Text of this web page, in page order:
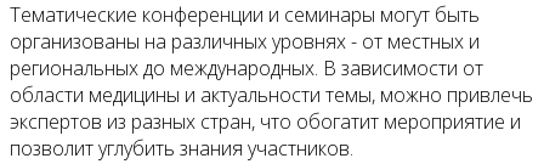
Тематические конференции и семинары могут быть
организованы на различных уровнях - от местных и
региональных до международных. В зависимости от
области медицины и актуальности темы, можно привлечь
экспертов из разных стран, что обогатит мероприятие и
позволит углубить знания участников.